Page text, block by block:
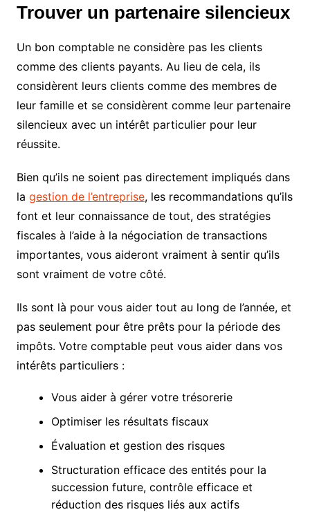
Trouver un partenaire silencieux
Un bon comptable ne considère pas les clients
comme des clients payants. Au lieu de cela, ils
considèrent leurs clients comme des membres de
leur famille et se considèrent comme leur partenaire
silencieux avec un intérêt particulier pour leur
réussite.
Bien qu’ils ne soient pas directement impliqués dans
la gestion de l’entreprise, les recommandations qu’ils
font et leur connaissance de tout, des stratégies
fiscales à l’aide à la négociation de transactions
importantes, vous aideront vraiment à sentir qu’ils
sont vraiment de votre côté.
Ils sont là pour vous aider tout au long de l’année, et
pas seulement pour être prêts pour la période des
impôts. Votre comptable peut vous aider dans vos
intérêts particuliers :
Vous aider à gérer votre trésorerie
Optimiser les résultats fiscaux
Évaluation et gestion des risques
Structuration efficace des entités pour la
succession future, contrôle efficace et
réduction des risques liés aux actifs